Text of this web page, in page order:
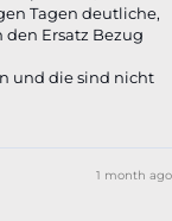
Tagen deutliche,
Ersatz Bezug
und die sind nicht
1 month ago